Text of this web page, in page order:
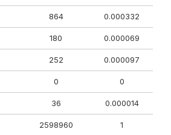
864 0.000332
180 0.000069
252 0.000097
0 0
36 0.000014
2598960 1